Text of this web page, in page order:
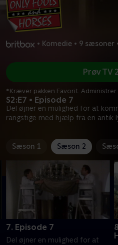
• Komedie • 9 sæsoner
S2:E7 • Episode 7
Del øjner en mulighed for at
rangstige med hjælp fra en antik
Prøv TV
*Kræver pakken Favorit. Administrer
Sæson 1 Sæson 2
7. Episode 7
Del øjner en mulighed for at